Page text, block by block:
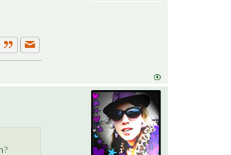
ZitatPrivate Nachricht senden